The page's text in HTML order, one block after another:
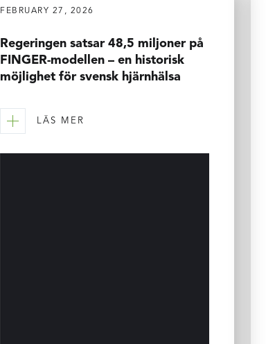
FEBRUARY 27, 2026
Regeringen satsar 48,5 miljoner på
FINGER-modellen – en historisk
möjlighet för svensk hjärnhälsa
LÄS MER